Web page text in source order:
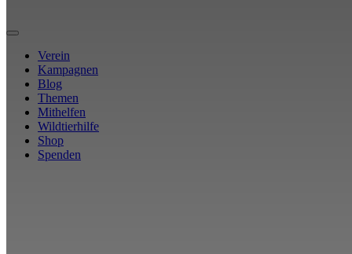
Verein
Kampagnen
Blog
Themen
Mithelfen
Wildtierhilfe
Shop
Spenden